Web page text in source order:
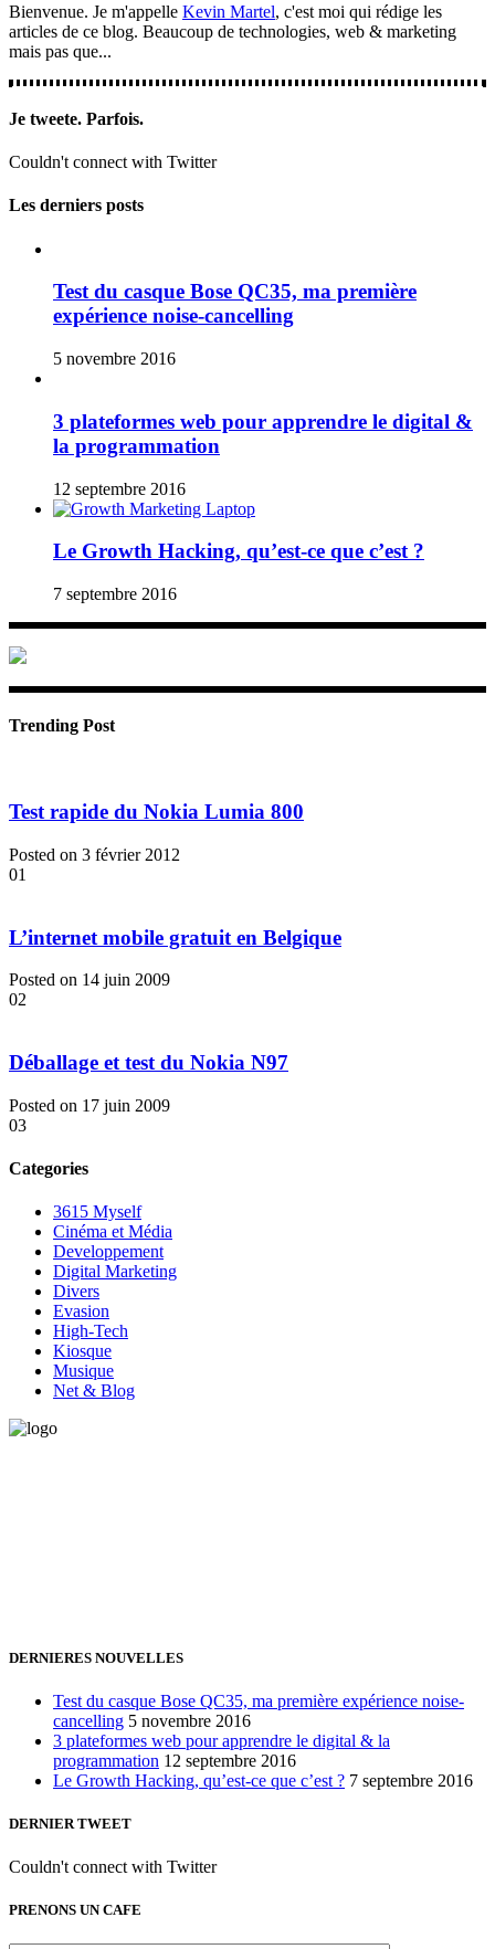
Bienvenue. Je m'appelle Kevin Martel, c'est moi qui rédige les
articles de ce blog. Beaucoup de technologies, web & marketing
mais pas que...
Je tweete. Parfois.
Couldn't connect with Twitter
Les derniers posts
Test du casque Bose QC35, ma première
expérience noise-cancelling
5 novembre 2016
3 plateformes web pour apprendre le digital &
la programmation
12 septembre 2016
Le Growth Hacking, qu’est-ce que c’est ?
7 septembre 2016
Trending Post
Test rapide du Nokia Lumia 800
Posted on 3 février 2012
01
L’internet mobile gratuit en Belgique
Posted on 14 juin 2009
02
Déballage et test du Nokia N97
Posted on 17 juin 2009
03
Categories
3615 Myself
Cinéma et Média
Developpement
Digital Marketing
Divers
Evasion
High-Tech
Kiosque
Musique
Net & Blog
DERNIERES NOUVELLES
Test du casque Bose QC35, ma première expérience noise-
cancelling 5 novembre 2016
3 plateformes web pour apprendre le digital & la
programmation 12 septembre 2016
Le Growth Hacking, qu’est-ce que c’est ? 7 septembre 2016
DERNIER TWEET
Couldn't connect with Twitter
PRENONS UN CAFE